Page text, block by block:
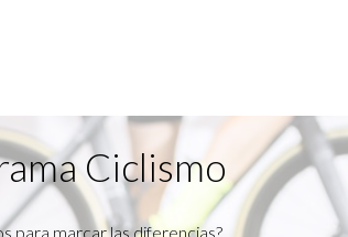
Ciclismo
para marcar las diferencias?